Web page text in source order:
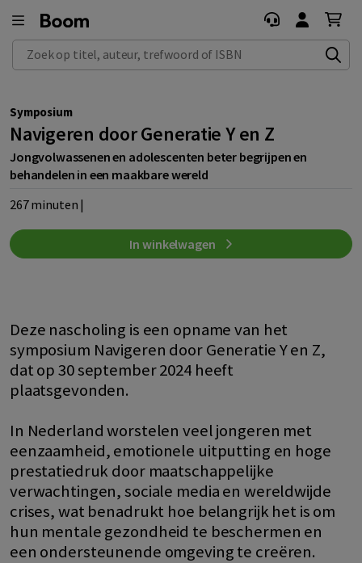
Zoek op titel, auteur, trefwoord of ISBN
Symposium
Navigeren door Generatie Y en Z
Jongvolwassenen en adolescenten beter begrijpen en
behandelen in een maakbare wereld
267 minuten |
In winkelwagen
Deze nascholing is een opname van het
symposium Navigeren door Generatie Y en Z,
dat op 30 september 2024 heeft
plaatsgevonden.
In Nederland worstelen veel jongeren met
eenzaamheid, emotionele uitputting en hoge
prestatiedruk door maatschappelijke
verwachtingen, sociale media en wereldwijde
crises, wat benadrukt hoe belangrijk het is om
hun mentale gezondheid te beschermen en
een ondersteunende omgeving te creëren.